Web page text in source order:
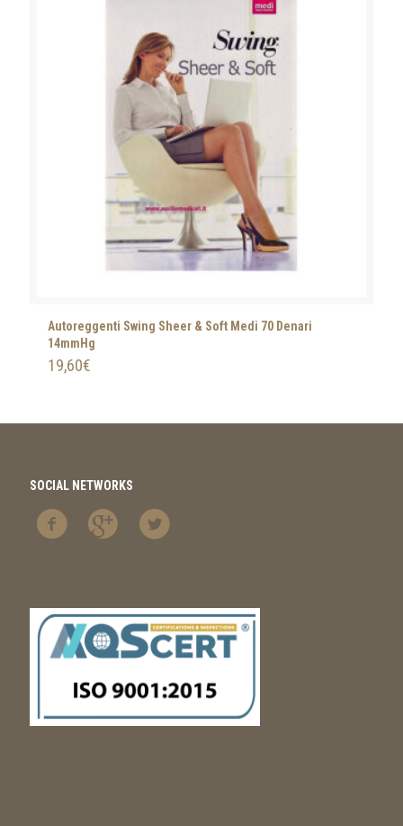
Autoreggenti Swing Sheer & Soft Medi 70 Denari
14mmHg
19,60€
SOCIAL NETWORKS